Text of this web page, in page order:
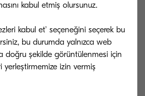
kurumlarının dijital bir
önemli potansiyel
oldukları anlamına gelir.
iyi duruma gelmesini sağlayan
bu tür yeni teknolojilerin
kabul etmiş olursunuz.
kabul et' seçeneğini seçerek bu
bu durumda yalnızca web
doğru şekilde görüntülenmesi için
yerleştirmemize izin vermiş